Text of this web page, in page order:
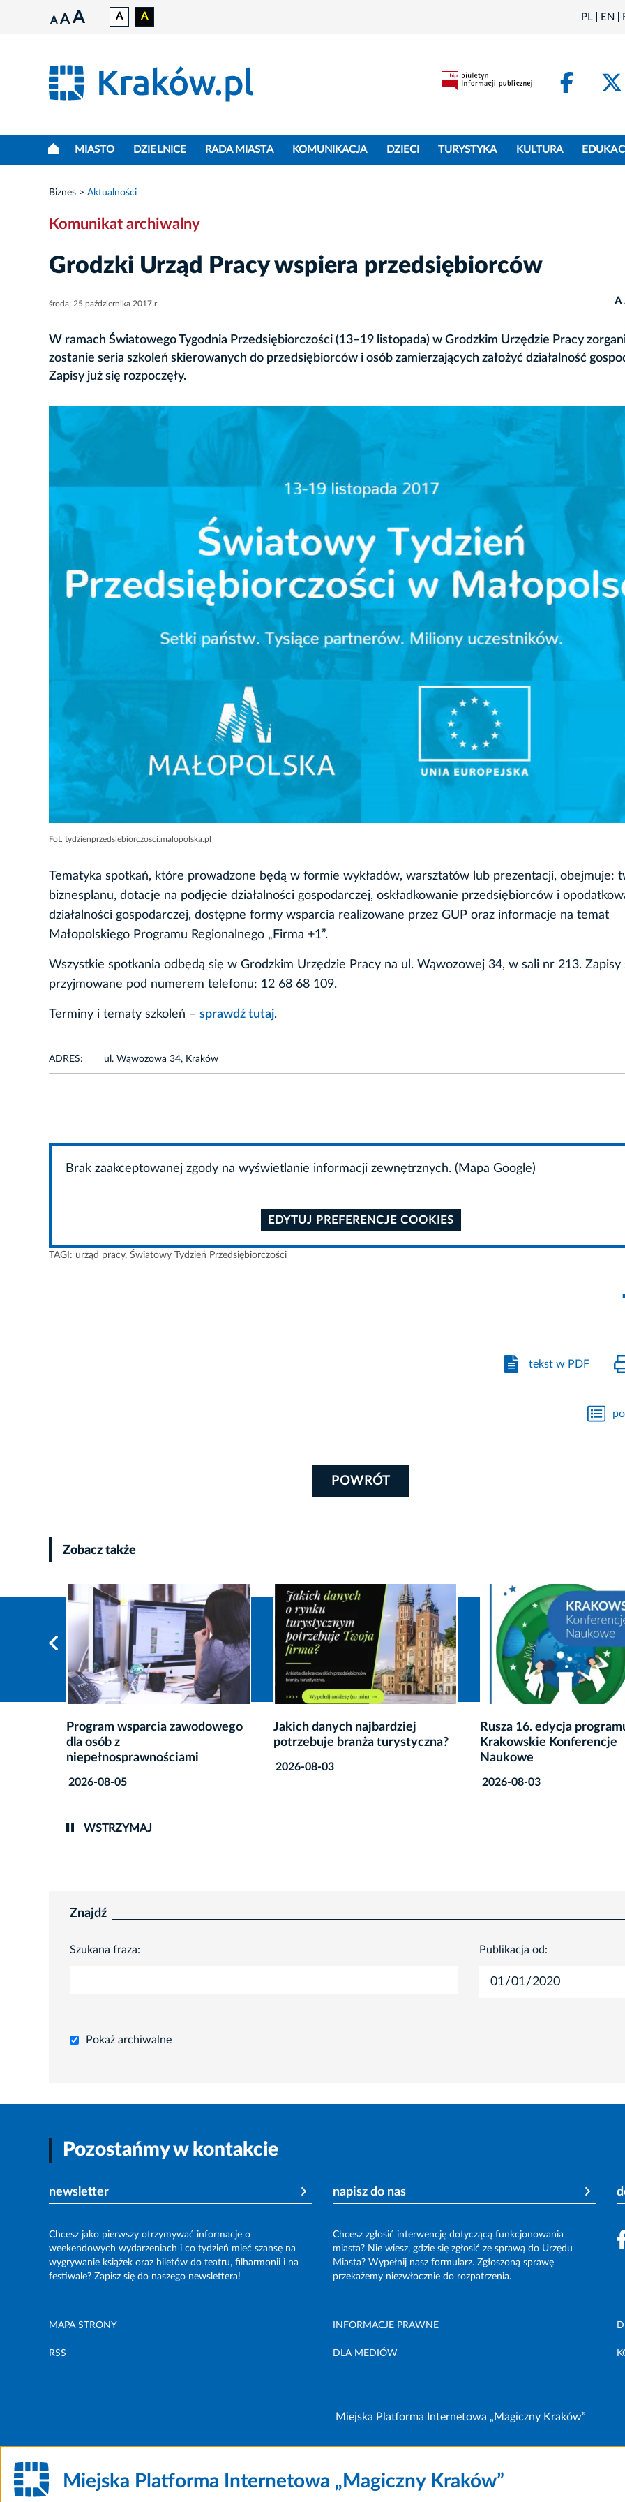
A A A A A PL EN
MIASTO DZIELNICE RADA MIASTA KOMUNIKACJA DZIECI TURYSTYKA KULTURA
Biznes Aktualności
Komunikat archiwalny
Grodzki Urząd Pracy wspiera przedsiębiorców
środa, 25 października 2017 r. A
W ramach Światowego Tygodnia Przedsiębiorczości (13–19 listopada) w Grodzkim Urzędzie Pracy
zostanie seria szkoleń skierowanych do przedsiębiorców i osób zamierzających założyć działalność
Zapisy już się rozpoczęły.
Fot. tydzienprzedsiebiorczosci.malopolska.pl
Tematyka spotkań, które prowadzone będą w formie wykładów, warsztatów lub prezentacji, obejmuje:
biznesplanu, dotacje na podjęcie działalności gospodarczej, oskładkowanie przedsiębiorców i
działalności gospodarczej, dostępne formy wsparcia realizowane przez GUP oraz informacje na temat
Małopolskiego Programu Regionalnego „Firma +1”.
Wszystkie spotkania odbędą się w Grodzkim Urzędzie Pracy na ul. Wąwozowej 34, w sali nr 213. Zapisy
przyjmowane pod numerem telefonu: 12 68 68 109.
Terminy i tematy szkoleń – sprawdź tutaj.
ADRES: ul. Wąwozowa 34, Kraków
Brak zaakceptowanej zgody na wyświetlanie informacji zewnętrznych. (Mapa Google)
EDYTUJ PREFERENCJE COOKIES
TAGI: urząd pracy, Światowy Tydzień Przedsiębiorczości
tekst w PDF
POWRÓT
Zobacz także
Jakich danych najbardziej
potrzebuje branża turystyczna?
2026-08-03
Rusza 16. edycja programu
Krakowskie Konferencje
Zmiany dla podatników z
czterech dzielnic
WSTRZYMAJ
Znajdź
Szukana fraza: Publikacja od:
Pokaż archiwalne
Pozostańmy w kontakcie
newsletter
Chcesz jako pierwszy otrzymywać informacje o
weekendowych wydarzeniach i co tydzień mieć szansę na
wygrywanie książek oraz biletów do teatru, filharmonii i na
festiwale? Zapisz się do naszego newslettera!
napisz do nas
Chcesz zgłosić interwencję dotyczącą funkcjonowania
miasta? Nie wiesz, gdzie się zgłosić ze sprawą do Urzędu
Miasta? Wypełnij nasz formularz. Zgłoszoną sprawę
przekażemy niezwłocznie do rozpatrzenia.
MAPA STRONY INFORMACJE PRAWNE
RSS DLA MEDIÓW
Miejska Platforma Internetowa „Magiczny Kraków”
Miejska Platforma Internetowa „Magiczny Kraków”